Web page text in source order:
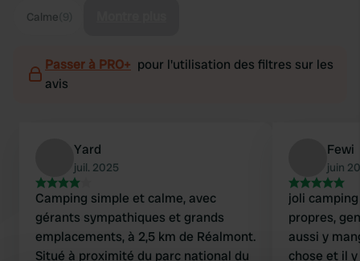
Calme
Passer à PRO+ pour l'utilisation des filtres sur les
avis
Yard
juil. 2025
Camping simple et calme, avec
gérants sympathiques et grands
emplacements, à 2,5 km de Réalmont.
Situé à proximité du parc national du
Fewi
juin
joli
propres,
aussi y
chose et il